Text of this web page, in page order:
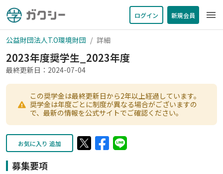
ログイン 新規会員 menu
公益財団法人T.O環境財団 詳細
2023年度奨学生_2023年度
最終更新日：2024-07-04
この奨学金は最終更新日から2年以上経過しています。
奨学金は年度ごとに制度が異なる場合がございますの
で、最新の情報を公式サイトでご確認ください。
お気に入り 追加
募集要項